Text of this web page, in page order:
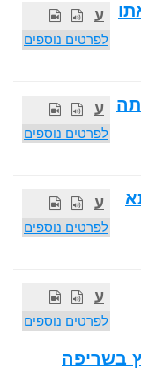
ע
לפרטים נוספים
ע
לפרטים נוספים
ע
לפרטים נוספים
ע
לפרטים נוספים
בשריפה